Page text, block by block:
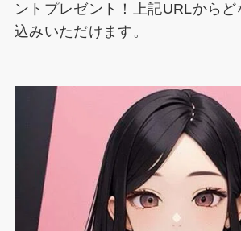
ントプレゼント！上記URLからど
込みいただけます。